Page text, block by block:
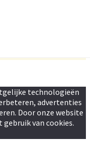
technologieën
advertenties
Door onze website
van cookies.